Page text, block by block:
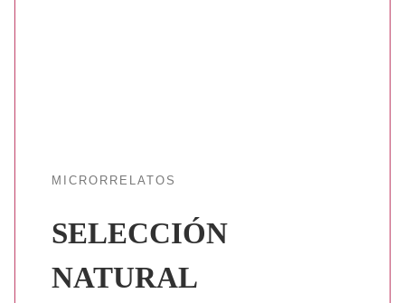
MICRORRELATOS
SELECCIÓN
NATURAL